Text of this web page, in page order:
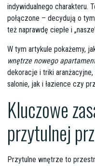
indywidualnego charakteru.
połączone – decydują o
też naprawdę ciepłe i
W tym artykule pokażemy,
wnętrze nowego
dekoracje i triki
salonie, jak i łazience czy
Kluczowe
przytulnej
Przytulne wnętrze to